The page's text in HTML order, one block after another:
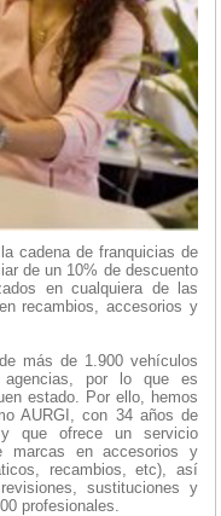
cadena de franquicias de
de un 10% de descuento
en cualquiera de las
recambios, accesorios y
más de 1.900 vehículos
por lo que es
estado. Por ello, hemos
AURGI, con 34 años de
que ofrece un servicio
marcas en accesorios y
recambios, etc), así
sustituciones y
profesionales.